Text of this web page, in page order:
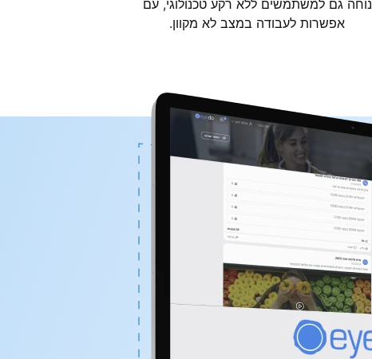
נוחה גם למשתמשים ללא רקע טכנולוגי, עם
אפשרות לעבודה במצב לא מקוון.